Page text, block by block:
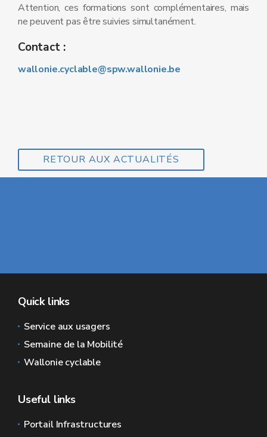
Attention, ces formations sont complémentaires, mais
ne peuvent pas être suivies simultanément.
Contact :
wallonie.cyclable@spw.wallonie.be
RETOUR AUX ACTUALITÉS
Quick links
Service aux usagers
Semaine de la Mobilité
Wallonie cyclable
Useful links
Portail Infrastructures